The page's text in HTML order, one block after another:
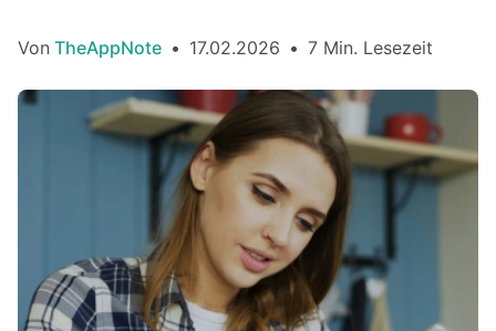
Von TheAppNote • 17.02.2026 • 7 Min. Lesezeit